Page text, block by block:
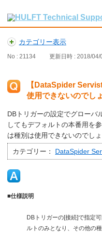
カテゴリー表示
No : 21134 更新日時 : 2018/04/
【DataSpider
使用できないのでし
DBトリガーの設定でグローバ
してもデフォルトの本番用を
は種別は使用できないのでしょ
カテゴリー： DataSpider
■仕様説明
DBトリガーの[接続]で指定
ルトのみとなり、その他の